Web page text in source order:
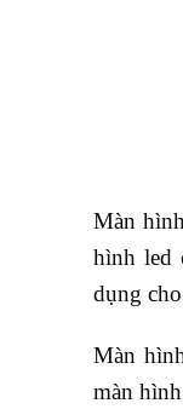
Màn
hình led
dụng
Màn
màn